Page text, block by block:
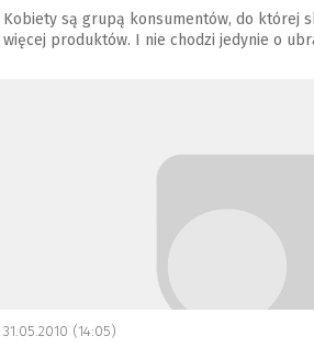
Kobiety są grupą konsumentów, do której
więcej produktów. I nie chodzi jedynie o
31.05.2010 (14:05)